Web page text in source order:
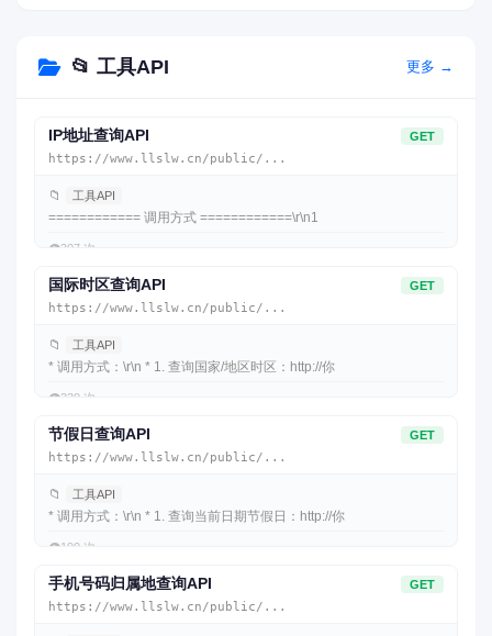
📂 工具API 更多 →
IP地址查询API GET
https://www.llslw.cn/public/...
📁 工具API
============ 调用方式 ============\r\n1
👁️307 次
国际时区查询API GET
https://www.llslw.cn/public/...
📁 工具API
* 调用方式：\r\n * 1. 查询国家/地区时区：http://你
👁️230 次
节假日查询API GET
https://www.llslw.cn/public/...
📁 工具API
* 调用方式：\r\n * 1. 查询当前日期节假日：http://你
👁️190 次
手机号码归属地查询API GET
https://www.llslw.cn/public/...